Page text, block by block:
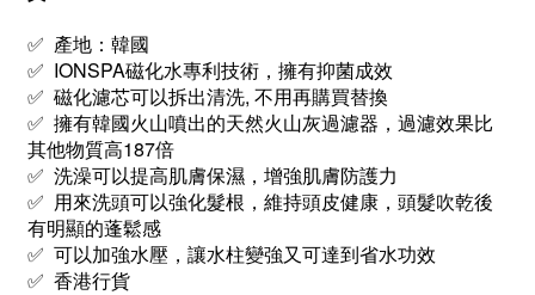
✅ 產地：韓國
✅ IONSPA磁化水專利技術， 擁有抑菌成效
✅ 磁化濾芯可以拆出清洗, 不用再購買替換
✅ 擁有韓國火山噴出的天然火山灰過濾器，過濾效果比
其他物質高187倍
✅ 洗澡可以提高肌膚保濕，增強肌膚防護力
✅ 用來洗頭可以強化髮根，維持頭皮健康，頭髮吹乾後
有明顯的蓬鬆感
✅ 可以加強水壓，讓水柱變強又可達到省水功效
✅ 香港行貨